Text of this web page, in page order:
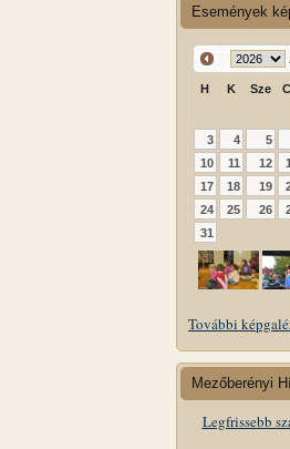
Események
H K Sze
3
4 5
10
11 12
17
18 19
24
25 26
31
További
Mezőberényi
Legfrissebb